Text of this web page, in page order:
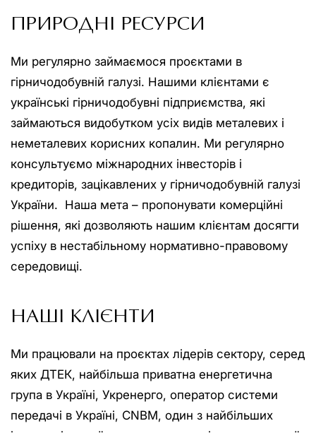
ПРИРОДНІ РЕСУРСИ
Ми регулярно займаємося проєктами в
гірничодобувній галузі. Нашими клієнтами є
українські гірничодобувні підприємства, які
займаються видобутком усіх видів металевих і
неметалевих корисних копалин. Ми регулярно
консультуємо міжнародних інвесторів і
кредиторів, зацікавлених у гірничодобувній галузі
України. Наша мета – пропонувати комерційні
рішення, які дозволяють нашим клієнтам досягти
успіху в нестабільному нормативно-правовому
середовищі.
НАШІ КЛІЄНТИ
Ми працювали на проєктах лідерів сектору, серед
яких ДТЕК, найбільша приватна енергетична
група в Україні, Укренерго, оператор системи
передачі в Україні, CNBM, один з найбільших